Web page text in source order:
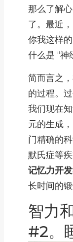
那么了解
了。最近
你我这样
什么是 “神
简而言之
的过程。
我们现在
元的生成
门精确的
默氏症等
记忆力开发
长时间的
智力
#2。